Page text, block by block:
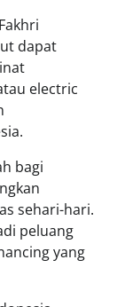
dapat
electric
bagi
sehari-hari.
peluang
yang